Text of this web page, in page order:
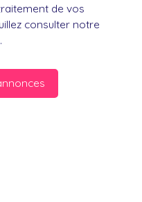
de vos
consulter notre
.